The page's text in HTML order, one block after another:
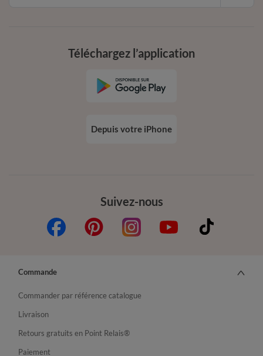
Suivez-nous
Téléchargez l’application
Depuis votre iPhone
Commande
Commander par référence catalogue
Livraison
Retours gratuits en Point Relais®
Paiement